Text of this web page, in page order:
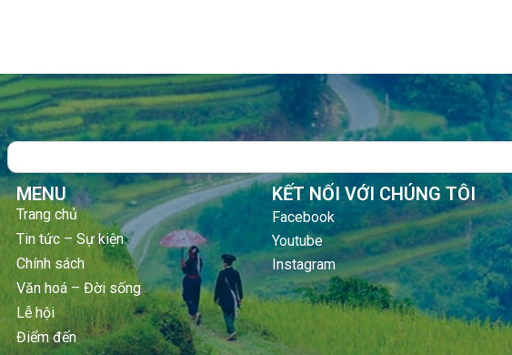
Search
MENU
Trang chủ
Tin tức – Sự kiện
Chính sách
Văn hoá – Đời sống
Lễ hội
Điểm đến
KẾT NỐI VỚI CHÚNG TÔI
Facebook
Youtube
Instagram